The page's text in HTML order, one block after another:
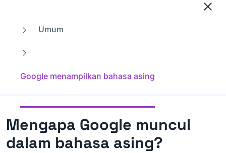
Umum
Google menampilkan bahasa asing
Mengapa Google muncul
dalam bahasa asing?